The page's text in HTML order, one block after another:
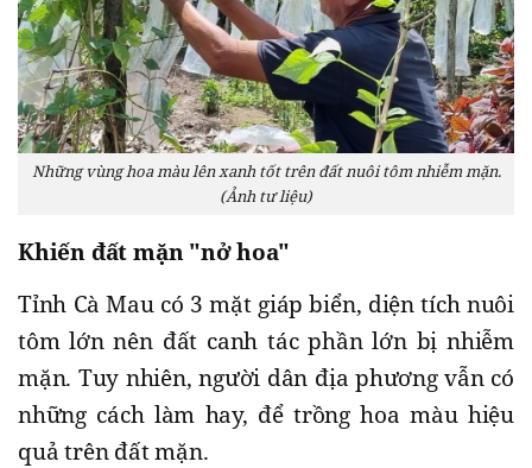
Những vùng hoa màu lên xanh tốt trên đất nuôi tôm nhiễm mặn.
(Ảnh tư liệu)
Khiến đất mặn "nở hoa"
Tỉnh Cà Mau có 3 mặt giáp biển, diện tích nuôi
tôm lớn nên đất canh tác phần lớn bị nhiễm
mặn. Tuy nhiên, người dân địa phương vẫn có
những cách làm hay, để trồng hoa màu hiệu
quả trên đất mặn.